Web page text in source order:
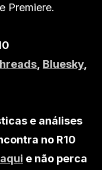
Premiere.
Bluesky,
e análises
no R10
e não perca